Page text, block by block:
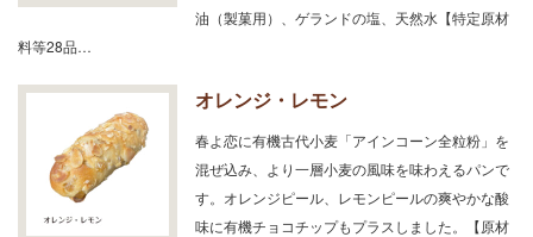
油（製菓用）、ゲランドの塩、天然水【特定原材
料等28品…
オレンジ・レモン
春よ恋に有機古代小麦「アインコーン全粒粉」を
混ぜ込み、より一層小麦の風味を味わえるパンで
す。オレンジピール、レモンピールの爽やかな酸
味に有機チョコチップもプラスしました。【原材